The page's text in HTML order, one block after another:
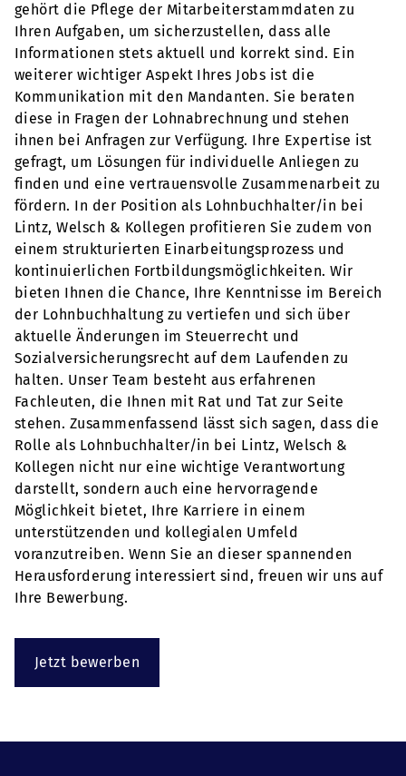
gehört die Pflege der Mitarbeiterstammdaten zu
Ihren Aufgaben, um sicherzustellen, dass alle
Informationen stets aktuell und korrekt sind. Ein
weiterer wichtiger Aspekt Ihres Jobs ist die
Kommunikation mit den Mandanten. Sie beraten
diese in Fragen der Lohnabrechnung und stehen
ihnen bei Anfragen zur Verfügung. Ihre Expertise ist
gefragt, um Lösungen für individuelle Anliegen zu
finden und eine vertrauensvolle Zusammenarbeit zu
fördern. In der Position als Lohnbuchhalter/in bei
Lintz, Welsch & Kollegen profitieren Sie zudem von
einem strukturierten Einarbeitungsprozess und
kontinuierlichen Fortbildungsmöglichkeiten. Wir
bieten Ihnen die Chance, Ihre Kenntnisse im Bereich
der Lohnbuchhaltung zu vertiefen und sich über
aktuelle Änderungen im Steuerrecht und
Sozialversicherungsrecht auf dem Laufenden zu
halten. Unser Team besteht aus erfahrenen
Fachleuten, die Ihnen mit Rat und Tat zur Seite
stehen. Zusammenfassend lässt sich sagen, dass die
Rolle als Lohnbuchhalter/in bei Lintz, Welsch &
Kollegen nicht nur eine wichtige Verantwortung
darstellt, sondern auch eine hervorragende
Möglichkeit bietet, Ihre Karriere in einem
unterstützenden und kollegialen Umfeld
voranzutreiben. Wenn Sie an dieser spannenden
Herausforderung interessiert sind, freuen wir uns auf
Ihre Bewerbung.
Jetzt bewerben